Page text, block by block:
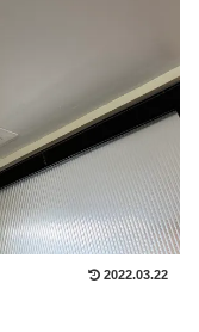
2022.03.22